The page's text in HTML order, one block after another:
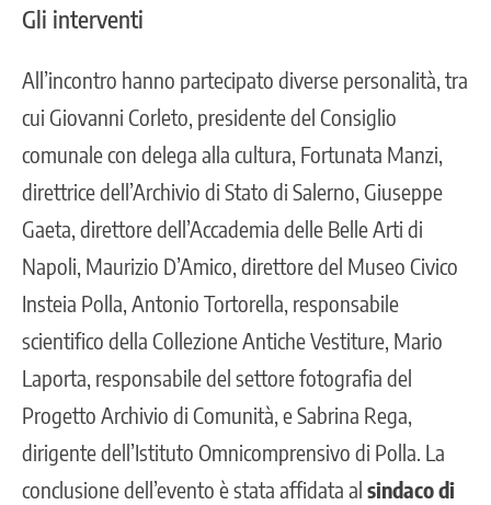
Gli interventi
All’incontro hanno partecipato diverse personalità, tra
cui Giovanni Corleto, presidente del Consiglio
comunale con delega alla cultura, Fortunata Manzi,
direttrice dell’Archivio di Stato di Salerno, Giuseppe
Gaeta, direttore dell’Accademia delle Belle Arti di
Napoli, Maurizio D’Amico, direttore del Museo Civico
Insteia Polla, Antonio Tortorella, responsabile
scientifico della Collezione Antiche Vestiture, Mario
Laporta, responsabile del settore fotografia del
Progetto Archivio di Comunità, e Sabrina Rega,
dirigente dell’Istituto Omnicomprensivo di Polla. La
conclusione dell’evento è stata affidata al sindaco di